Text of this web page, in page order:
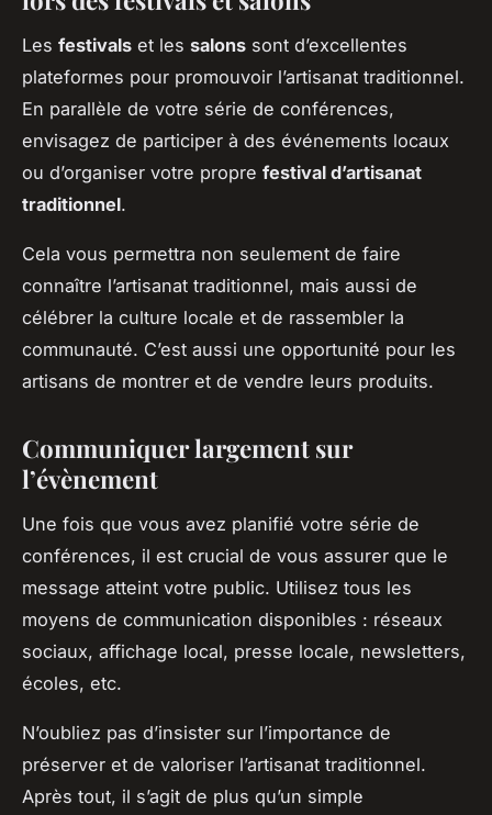
Les festivals et les salons sont d’excellentes
plateformes pour promouvoir l’artisanat traditionnel.
En parallèle de votre série de conférences,
envisagez de participer à des événements locaux
ou d’organiser votre propre festival d’artisanat
traditionnel.
Cela vous permettra non seulement de faire
connaître l’artisanat traditionnel, mais aussi de
célébrer la culture locale et de rassembler la
communauté. C’est aussi une opportunité pour les
artisans de montrer et de vendre leurs produits.
Communiquer largement sur
l’évènement
Une fois que vous avez planifié votre série de
conférences, il est crucial de vous assurer que le
message atteint votre public. Utilisez tous les
moyens de communication disponibles : réseaux
sociaux, affichage local, presse locale, newsletters,
écoles, etc.
N’oubliez pas d’insister sur l’importance de
préserver et de valoriser l’artisanat traditionnel.
Après tout, il s’agit de plus qu’un simple